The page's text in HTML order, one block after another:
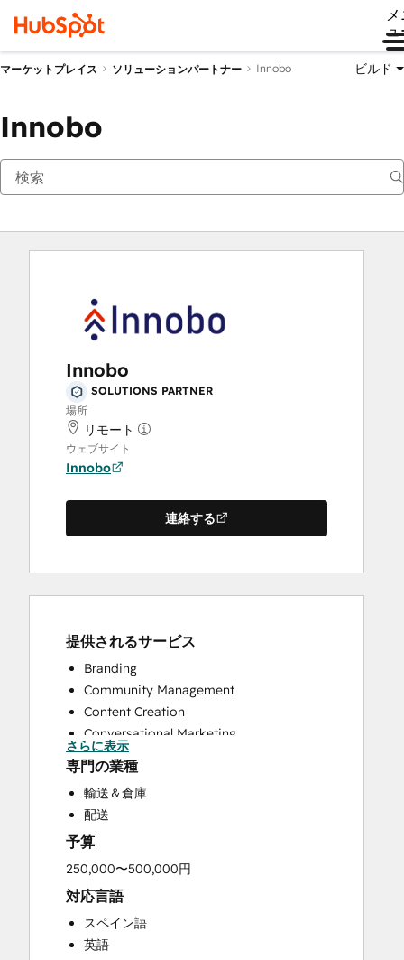
ュ
マーケットプレイス ソリューションパートナー Innobo ビルド
Innobo
Innobo
SOLUTIONS PARTNER
場所
リモート
ウェブサイト
Innobo
連絡する
提供されるサービス
Branding
Community Management
Content Creation
Conversational Marketing
CRM Implementation
Email Marketing
Full Inbound Marketing Services
Sales and Marketing Alignment
Video Production
Website Design
Website Development
さらに表示
専門の業種
輸送＆倉庫
配送
予算
250,000〜500,000円
対応言語
スペイン語
英語